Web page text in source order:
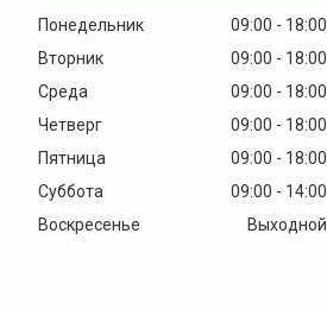
Понедельник 09:00
18:00
Вторник
09:00
18:00
Среда
09:00
18:00
Четверг
09:00
18:00
Пятница
09:00
18:00
Суббота
09:00
14:00
Воскресенье
Выходной